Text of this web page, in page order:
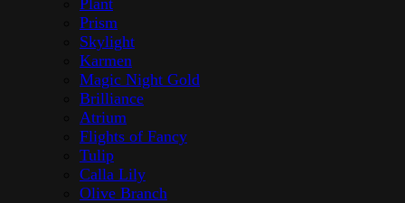
Plant
Prism
Skylight
Karmen
Magic Night Gold
Brilliance
Atrium
Flights of Fancy
Tulip
Calla Lily
Olive Branch